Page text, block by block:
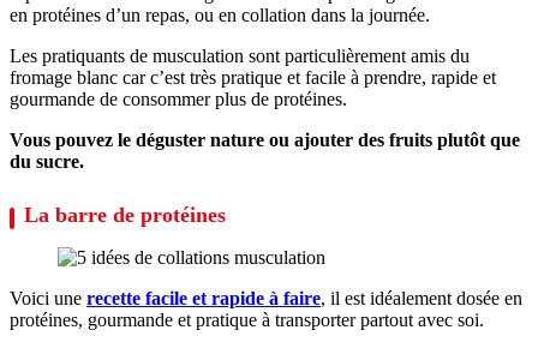
en protéines d’un repas, ou en collation dans la journée.
Les pratiquants de musculation sont particulièrement amis du
fromage blanc car c’est très pratique et facile à prendre, rapide et
gourmande de consommer plus de protéines.
Vous pouvez le déguster nature ou ajouter des fruits plutôt que
du sucre.
La barre de protéines
Voici une recette facile et rapide à faire, il est idéalement dosée en
protéines, gourmande et pratique à transporter partout avec soi.